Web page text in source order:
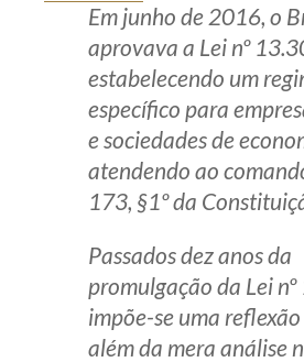
Zênite Online
Eventos
Zênite in
Diferenciais
Receba por RSS
Av. Sete de
Batel Curitiba /PR CEP
Em junho de 2016, o
aprovava a Lei nº
estabelecendo um
específico para
e sociedades de
atendendo ao
173, §1º da
Passados dez anos da
promulgação da Lei
impõe-se uma
além da mera análise